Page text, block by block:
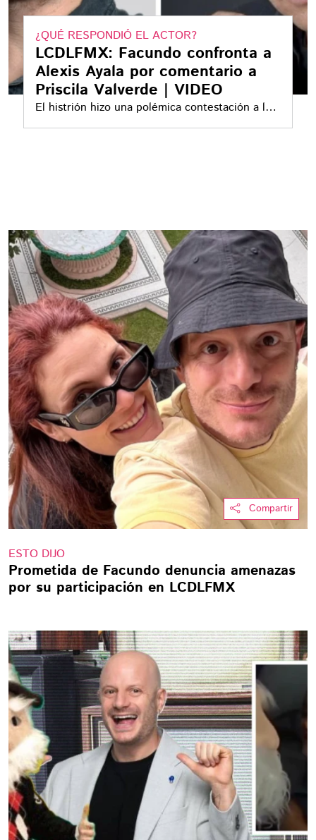
¿QUÉ RESPONDIÓ EL ACTOR?
LCDLFMX: Facundo confronta a
Alexis Ayala por comentario a
Priscila Valverde | VIDEO
El histrión hizo una polémica contestación a la
modelo durante el sinceramiento de la noche
Compartir
ESTO DIJO
Prometida de Facundo denuncia amenazas
por su participación en LCDLFMX